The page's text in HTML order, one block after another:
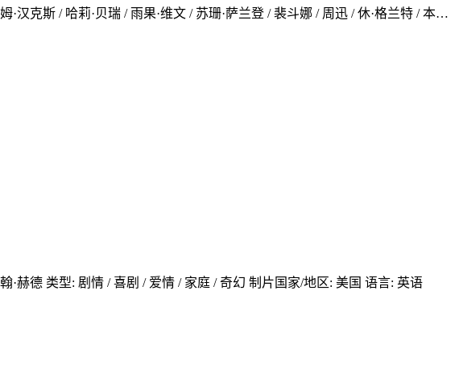
·汉克斯 / 哈莉·贝瑞 / 雨果·维文 / 苏珊·萨兰登 / 裴斗娜 / 周迅 / 休·格兰特 / 本…
·赫德 类型: 剧情 / 喜剧 / 爱情 / 家庭 / 奇幻 制片国家/地区: 美国 语言: 英语